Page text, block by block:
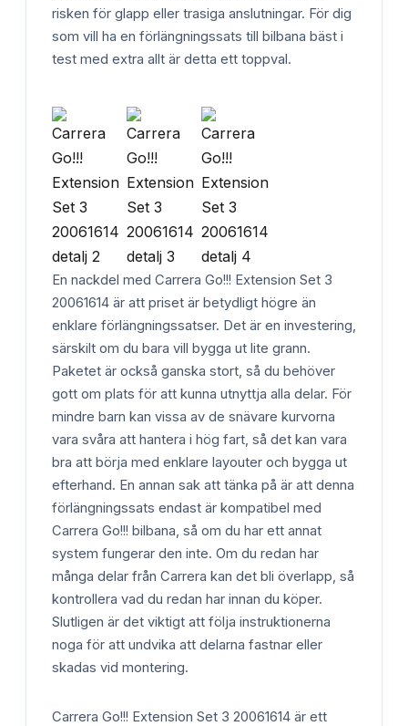
risken för glapp eller trasiga anslutningar. För dig
som vill ha en förlängningssats till bilbana bäst i
test med extra allt är detta ett toppval.
En nackdel med Carrera Go!!! Extension Set 3
20061614 är att priset är betydligt högre än
enklare förlängningssatser. Det är en investering,
särskilt om du bara vill bygga ut lite grann.
Paketet är också ganska stort, så du behöver
gott om plats för att kunna utnyttja alla delar. För
mindre barn kan vissa av de snävare kurvorna
vara svåra att hantera i hög fart, så det kan vara
bra att börja med enklare layouter och bygga ut
efterhand. En annan sak att tänka på är att denna
förlängningssats endast är kompatibel med
Carrera Go!!! bilbana, så om du har ett annat
system fungerar den inte. Om du redan har
många delar från Carrera kan det bli överlapp, så
kontrollera vad du redan har innan du köper.
Slutligen är det viktigt att följa instruktionerna
noga för att undvika att delarna fastnar eller
skadas vid montering.
Carrera Go!!! Extension Set 3 20061614 är ett